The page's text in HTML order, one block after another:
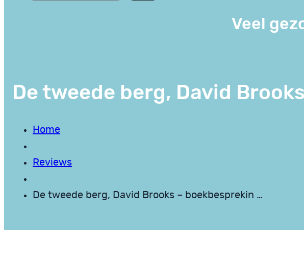
Veel
De tweede berg, David
Home
Reviews
De tweede berg, David Brooks – boekbesprekin …